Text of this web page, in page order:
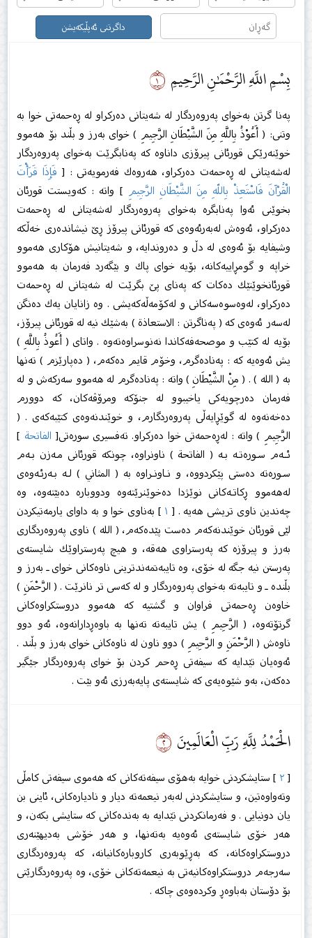
داگرتنی ئەپڵیکەیشن
بِسْمِ اللَّهِ الرَّحْمَٰنِ الرَّحِيمِ ١
پەنا گرتن بەخوای پەروەردگار لە شەیتانی دەرکراو لە ڕەحمەتی خوا بە
وتنی: ( أَعُوْذُ بِاللَّهِ مِنَ الشَّيْطَانِ الرَّجِيمِ ) خوای بەرز و بڵند بۆ هەموو
خوێنەرێكی قورئانی پیرۆزی داناوە كە پەنابگرێت بەخوای پەروەردگار
لەشەیتانی لە ڕەحمەت دەركراو، هەروەك فەرمویەتی : [ فَإِذَا قَرَأْتَ
الْقُرْآنَ فَاسْتَعِذْ بِاللّهِ مِنَ الشَّيْطَانِ الرَّجِيمِ ] واتە : كەویستت قورئان
بخوێنی ئەوا پەنابگرە بەخوای پەروەردگار لەشەیتانی لە ڕەحمەت
دەركراو، ئەوەش لەبەرئەوەی كە قورئانی پیرۆز ڕێ نیشاندەری خەڵكە
وشیفایە بۆ ئەوەی لە دڵ و دەروندایە، و شەیتانیش هۆكاری هەموو
خراپە و گومڕاییەكانە، بۆیە خوای پاك و بێگەرد فەرمان بە هەموو
قورئانخوێنێك دەكات كە پەنای پێ بگرێت لە شەیتانی لە ڕەحمەت
دەركراو، لەوەسوەسەكانی و لەكۆمەڵەكەیشی . وە زانایان یەك دەنگن
لەسەر ئەوەی كە ( پەناگرتن : الاستعاذة ) بەشێك نیە لە قورئانی پیرۆز،
بۆیە لە كتێب و موصحەفەكاندا نەنوسراوەتەوە . واتای ( أَعُوذُ بِاللَّهِ )
یش ئەوەیە كە : پەنادەگرم، وخۆم قایم دەكەم، ( دەپارێزم ) تەنها
بە ( الله ) . ( مِنْ الشَّيْطَانِ ) واتە : پەنادەگرم لە هەموو سەركەش و لە
فەرمان دەرچویەكی یاخیبوو لە جنۆكە ومرۆڤەكان، كە دوورم
دەخەنەوە لە گوێڕایەڵی پەروەردگارم، و خوێندنەوەی كتێبەكەی . (
الرَّجِيمِ ) واتە : لەڕەحمەتی خوا دەركراو. تەفسیری سورەتی[ الفاتحة ]
ئــەم سـورەتـە بـە ( الفاتحة ) ناونراوە، چونكە قورئانی مـەزن بـەم
سـورەتە دەستی پێكردووە، و نـاونـراوە بە ( المثاني ) لـە بـەرئـەوەی
لەهەموو ڕكاتـەكانی نوێژدا دەخوێنرێتەوە ودووبارە دەبێتەوە، وە
چەندین ناوی تریشی هەیە . [ ١ ] بەناوی خوا و بە داوای یارمەتیكردن
لێی قورئان خوێندنەكەم دەست پێدەكەم، ( الله ) ناوی پەروەردگاری
بەرز و پیرۆزە كە پەرستراوی هەقە، و هیچ پەرستراوێك شایستەی
پەرستن نیە جگە لە خۆی، وە تایبەتمەندترینی ناوەكانی خوای ـ بەرز و
بڵندە ـ و تایبەتە بەخوای پەروەردگار و لە كەسی تر نانرێت . ( الرَّحْمَنِ )
خاوەن ڕەحمەتی فراوان و گشتیە كە هەموو دروستكراوەكانی
گرتۆتەوە، ( الرَّحِيمِ ) یش تایبەتە تەنها بە باوەڕدارانەوە، ئەو دوو
ناوەش ( الرَّحْمَنِ و الرَّحِيمِ ) دوو ناون لە ناوەكانی خوای بەرز و بڵند .
ئەوەیان تێدایە كە سیفەتی ڕەحم كردن بۆ خوای پەروەردگار جێگیر
دەكەن، بەو شێوەیەی كە شایستەی پایەبەرزی ئەو بێت .
الْحَمْدُ لِلَّهِ رَبِّ الْعَالَمِينَ ٢
[٢ ] ستایشكردنی خوایە بەهۆی سیفەتەكانی كە هەموی سیفەتی كامڵی
وتەواوەتین، و ستایشكردنی لەبەر نیعمەتە دیار و نادیارەكانی، ئاینی بن
یان دونیایی . و فەرمانكردنی تێدایە بە بەندەكانی كە ستایشی بكەن، و
هەر خۆی شایستەی ئەوەیە بەتەنها، و هەر خۆشی بەدیهێنەری
دروستكراوەكانە، كە بەڕێوبەری كاروبارەكانیانە، كە پەروەردگاری
سەرجەم دروستكراوەكانیەتی بە نیعمەتەكانی خۆی، وە پەروەردگارێتی
بۆ دۆستان بەباوەڕ وكردەوەی چاكە .